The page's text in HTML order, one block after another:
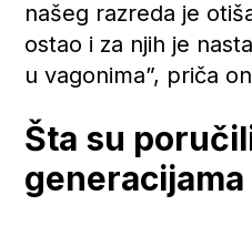
našeg razreda je
ostao i za njih je
u vagonima”, priča
Šta su
generacijama